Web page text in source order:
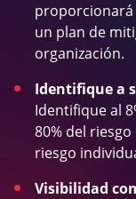
proporcionará
un plan de
organización.
Identifique a
Identifique al
80% del
riesgo
Visibilidad